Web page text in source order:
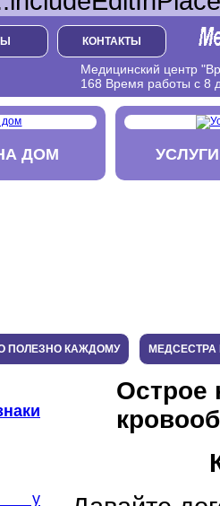
КОНТАКТЫ
Медицинский центр
168 Время работы с 8
ДОМ
ПОЛЕЗНО КАЖДОМУ
у
Острое